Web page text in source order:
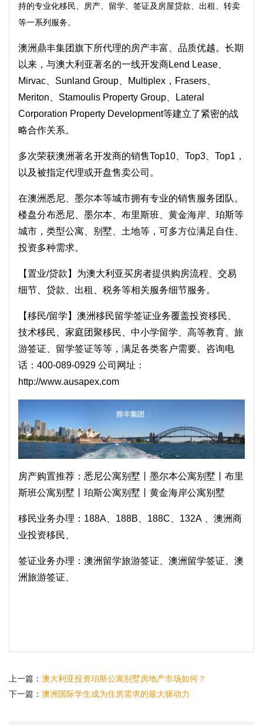
持的专业化移民、房产、留学、签证及房屋贷款、出租、转卖
等一系列服务。
澳洲鼎丰集团旗下所代理的房产丰富、品质优越。长期
以来，与澳大利亚著名的一线开发商Lend Lease、
Mirvac、Sunland Group、Multiplex，Frasers、
Meriton、Stamoulis Property Group、Lateral
Corporation Property Development等建立了紧密的战
略合作关系。
多次荣获澳洲著名开发商的销售Top10、Top3、Top1，
以及被指定代理或开盘售卖公司。
在澳洲悉尼、墨尔本等城市拥有专业的销售服务团队。
楼盘分布悉尼、墨尔本、布里斯班、黄金海岸、珀斯等
城市，类型公寓、别墅、土地等，可多方位满足自住、
投资多种需求。
【置业/贷款】为澳大利亚买房者提供购房流程、交易
细节、贷款、出租、税务等相关服务细节服务。
【移民/留学】澳洲移民留学签证业务覆盖投资移民、
技术移民、家庭团聚移民、中小学留学、高等教育、旅
游签证、留学签证等等，满足各类客户需要。咨询电
话：400-089-0929 公司网址：
http://www.ausapex.com
房产购置推荐： 悉尼公寓别墅 墨尔本公寓别墅
布里
斯班公寓别墅
珀斯公寓别墅 黄金海岸公寓别墅
移民业务办理： 188A 188B 188C 132A
澳洲商
业投资移民
签证业务办理： 澳洲留学旅游签证 澳洲留学签证
澳
洲旅游签证
上一篇： 澳大利亚投资珀斯公寓别墅房地产市场如何？
下一篇： 澳洲国际学生成为住房需求的最大驱动力